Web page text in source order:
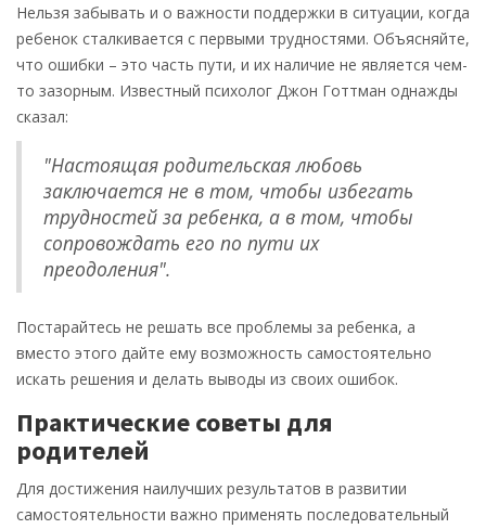
Нельзя забывать и о важности поддержки в ситуации, когда
ребенок сталкивается с первыми трудностями. Объясняйте,
что ошибки – это часть пути, и их наличие не является чем-
то зазорным. Известный психолог Джон Готтман однажды
сказал:
"Настоящая родительская любовь
заключается не в том, чтобы избегать
трудностей за ребенка, а в том, чтобы
сопровождать его по пути их
преодоления".
Постарайтесь не решать все проблемы за ребенка, а
вместо этого дайте ему возможность самостоятельно
искать решения и делать выводы из своих ошибок.
Практические советы для
родителей
Для достижения наилучших результатов в развитии
самостоятельности важно применять последовательный